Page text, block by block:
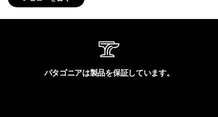
パタゴニアは製品を保証しています。